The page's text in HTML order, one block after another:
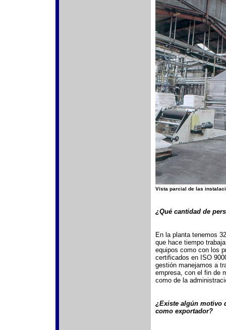
Vista parcial de las
¿Qué cantidad de
En la planta tenemos
que hace tiempo
equipos como con los
certificados en ISO
gestión manejamos a
empresa, con el fin de
como de la
¿Existe algún motivo
como exportador?